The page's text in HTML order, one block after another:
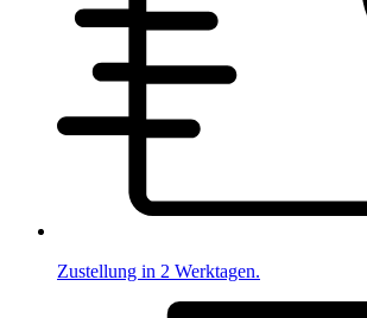
Zustellung in 2 Werktagen.